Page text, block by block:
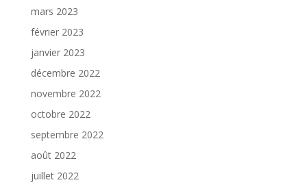
mars 2023
février 2023
janvier 2023
décembre 2022
novembre 2022
octobre 2022
septembre 2022
août 2022
juillet 2022